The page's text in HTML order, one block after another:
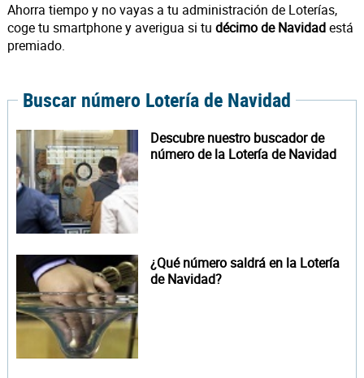
Ahorra tiempo y no vayas a tu administración de Loterías,
coge tu smartphone y averigua si tu décimo de Navidadestá
premiado.
Buscar número Lotería de Navidad
Descubre nuestro buscador de
número de la Lotería de Navidad
¿Qué número saldrá en la Lotería
de Navidad?